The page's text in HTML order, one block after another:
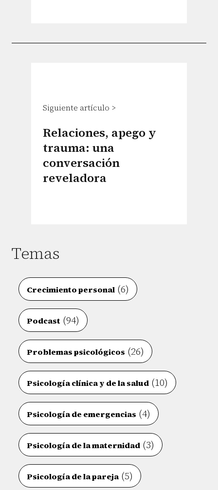
Siguiente artículo >
Relaciones, apego y
trauma: una
conversación
reveladora
Temas
Crecimiento personal (6)
Podcast (94)
Problemas psicológicos (26)
Psicología clínica y de la salud (10)
Psicología de emergencias (4)
Psicología de la maternidad (3)
Psicología de la pareja(5)